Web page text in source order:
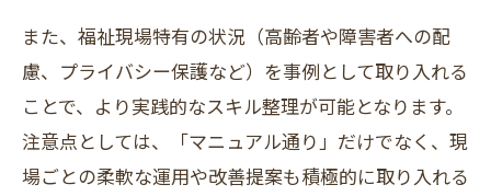
また、福祉現場特有の状況（高齢者や障害者への配
慮、プライバシー保護など）を事例として取り入れる
ことで、より実践的なスキル整理が可能となります。
注意点としては、「マニュアル通り」だけでなく、現
場ごとの柔軟な運用や改善提案も積極的に取り入れる